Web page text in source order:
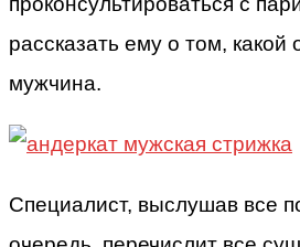
рассказать ему о том, какой
мужчина.
Специалист, выслушав все